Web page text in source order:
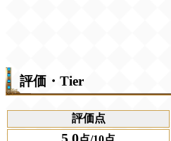
評価・Tier
評価点